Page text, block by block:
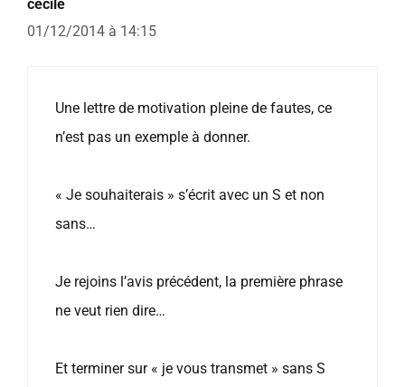
cecile
01/12/2014 à 14:15
Une lettre de motivation pleine de fautes, ce
n’est pas un exemple à donner.
« Je souhaiterais » s’écrit avec un S et non
sans…
Je rejoins l’avis précédent, la première phrase
ne veut rien dire…
Et terminer sur « je vous transmet » sans S